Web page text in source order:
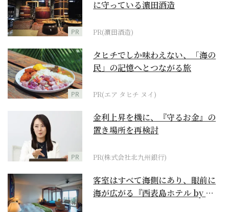
PR
に守っている濵田酒造
PR(濵田酒造)
PR
タヒチでしか味わえない、「海の
民」の記憶へとつながる旅
PR(エア タヒチ ヌイ)
PR
金利上昇を機に、『守るお金』の
置き場所を再検討
PR(株式会社北九州銀行)
客室はすべて海側にあり、眼前に
海が広がる『西表島ホテル by 星